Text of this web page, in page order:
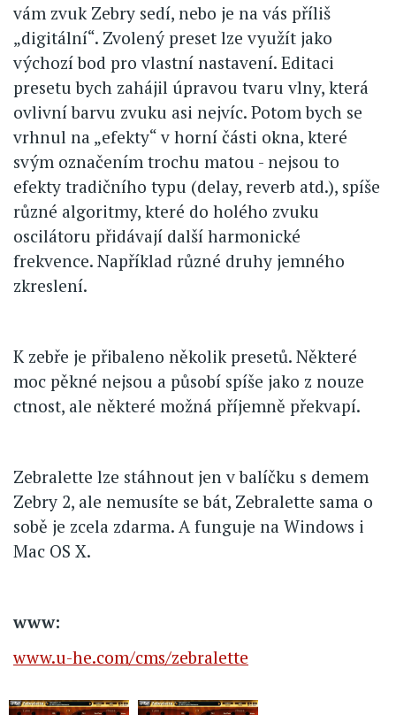
vám zvuk Zebry sedí, nebo je na vás příliš
„digitální“. Zvolený preset lze využít jako
výchozí bod pro vlastní nastavení. Editaci
presetu bych zahájil úpravou tvaru vlny, která
ovlivní barvu zvuku asi nejvíc. Potom bych se
vrhnul na „efekty“ v horní části okna, které
svým označením trochu matou - nejsou to
efekty tradičního typu (delay, reverb atd.), spíše
různé algoritmy, které do holého zvuku
oscilátoru přidávají další harmonické
frekvence. Například různé druhy jemného
zkreslení.
K zebře je přibaleno několik presetů. Některé
moc pěkné nejsou a působí spíše jako z nouze
ctnost, ale některé možná příjemně překvapí.
Zebralette lze stáhnout jen v balíčku s demem
Zebry 2, ale nemusíte se bát, Zebralette sama o
sobě je zcela zdarma. A funguje na Windows i
Mac OS X.
www:
www.u-he.com/cms/zebralette